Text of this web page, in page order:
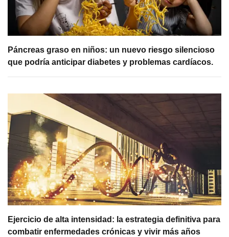
Páncreas graso en niños: un nuevo riesgo silencioso
que podría anticipar diabetes y problemas cardíacos.
Ejercicio de alta intensidad: la estrategia definitiva para
combatir enfermedades crónicas y vivir más años